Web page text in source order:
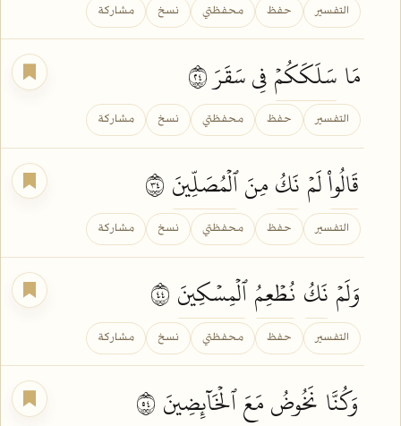
التفسير حفظ محفظتي نسخ مشاركة
مَا سَلَكَكُمۡفِي سَقَرَ ٤٢
التفسير حفظ محفظتي نسخ مشاركة
قَالُواْلَمۡ نَكُمِنَٱلۡمُصَلِّينَ
التفسير حفظ محفظتي نسخ مشاركة
وَلَمۡ نَكُ نُطۡعِمُٱلۡمِسۡكِينَ
التفسير حفظ محفظتي نسخ مشاركة
وَكُنَّا نَخُوضُمَعَٱلۡخَآئِضِينَ